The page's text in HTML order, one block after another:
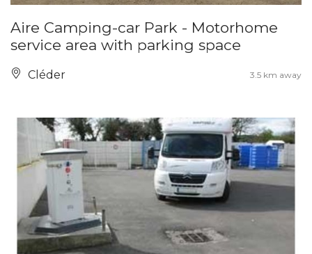
Aire Camping-car Park - Motorhome
service area with parking space
Cléder 3.5 km away